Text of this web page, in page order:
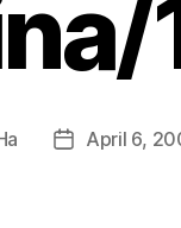
PostApril 6,